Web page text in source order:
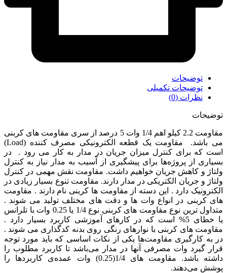
توضیحات
توضیحات تکمیلی
نظرات (0)
توضیحات
مقاومت 2.2 کیلو اهم 1/4 وات 5 درصد از سری مقاومت های کربنی
می باشد. مقاومت یک قطعه الکترونیکی مصرف کننده (Load)
است که برای کنترل میزان جریان در مدار به کار می رود . در
بسیاری از پروژه‌ها برای پیشگیری از آسیب به مدار نیاز به کنترل
ولتاژ و کاهش جریان خواهیم داشت. مقاومت نقش مهمی در کنترل
ولتاژ و جریان الکتریکی در مدار دارند. مقاومت تنوع بسیار زیادی در
الکترونیک دارد . این دسته از مقاومت ها کربنی نام دارند . مقاومت
های کربنی در انواع وات ها و دقت های مختلف تولید می شوند .
متداول ترین نوع مقاومت های کربنی نوع 1/4 یا 0.25 وات با تلرانس
یا خطای 5% است که در کارهای آموزشی کاربرد بسیار دارد .
مقاومت های کربنی با نوارهای رنگی روی بدنه کدگذاری می شوند .
در به کارگیری مقاومت‌ها یکی از نکات اساسی که باید مورد توجه
قرار گیرد وات مصرفی آنها در مدار می‌باشد تا کاربرد مطلوب را
داشته باشد. مقاومت های 1/4(0.25) وات عمده‌ی کاربردها را
پوشش می‌دهند.